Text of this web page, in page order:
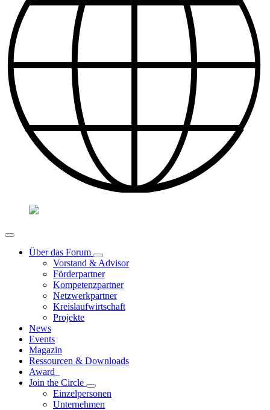
Über das Forum
Vorstand & Advisor
Förderpartner
Kompetenzpartner
Netzwerkpartner
Kreislaufwirtschaft
Projekte
News
Events
Magazin
Ressourcen & Downloads
Award
Join the Circle
Einzelpersonen
Unternehmen